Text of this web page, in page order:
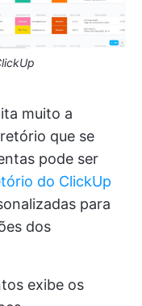
muito a
que se
pode ser
do ClickUp
para
dos
exibe os